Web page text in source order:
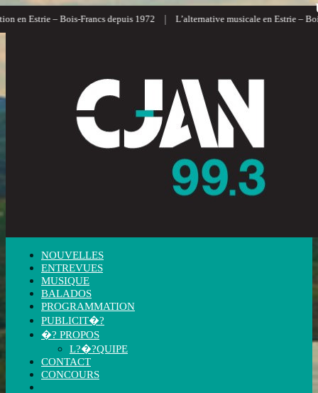
en Estrie – Bois-Francs depuis 1972 | L’alternative musicale en Estrie – Bois-
NOUVELLES
ENTREVUES
MUSIQUE
BALADOS
PROGRAMMATION
PUBLICIT�?
�? PROPOS
L?�?QUIPE
CONTACT
CONCOURS